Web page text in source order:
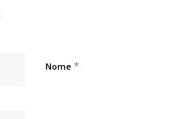
Nome *